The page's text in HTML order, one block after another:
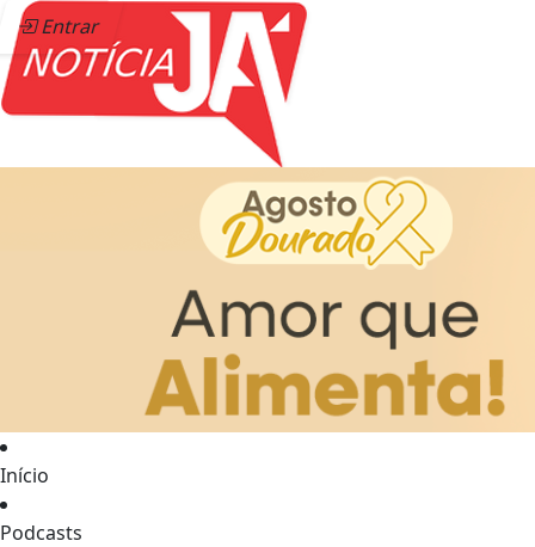
Entrar
Início
Podcasts